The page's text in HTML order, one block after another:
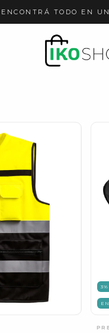
ENCONTRÁ TODO EN
3%